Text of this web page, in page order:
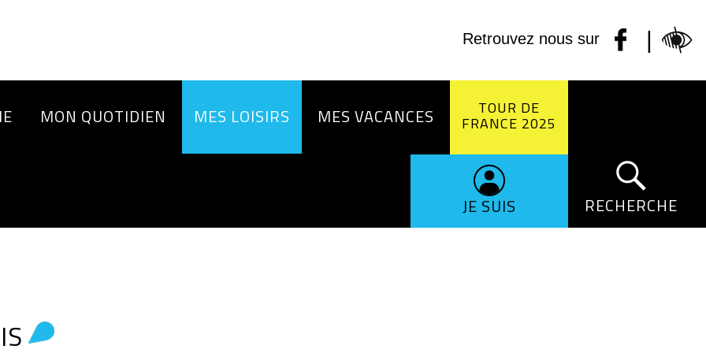
Retrouvez nous sur |
MON QUOTIDIEN MES LOISIRS MES VACANCES TOUR DE
FRANCE 2025
JE SUIS RECHERCHE